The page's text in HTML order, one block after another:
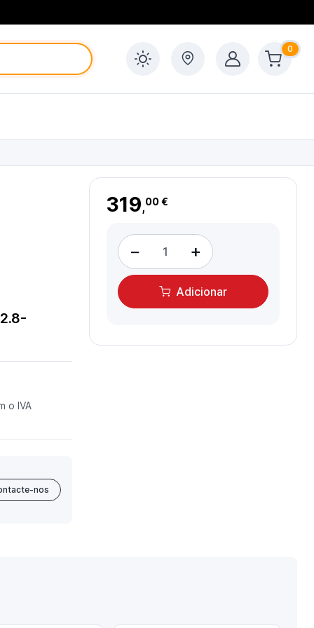
0
o IVA
nos
319,00 €
− +
Adicionar